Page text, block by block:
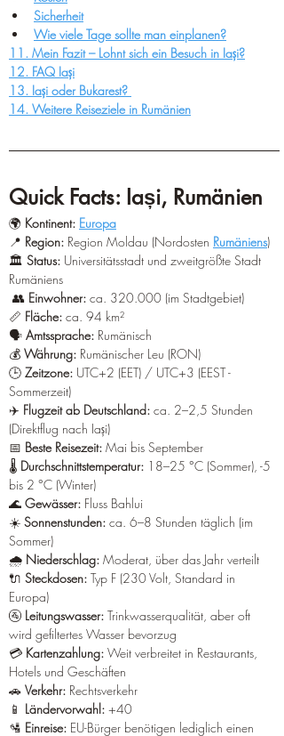
Sicherheit
Wie viele Tage sollte man einplanen?
11. Mein Fazit – Lohnt sich ein Besuch in Iași?
12. FAQ Iași
13. Iași oder Bukarest?
14. Weitere Reiseziele in Rumänien
Quick Facts: Iași, Rumänien
🌍 Kontinent: Europa
📍 Region: Region Moldau (Nordosten Rumäniens)
🏛️ Status: Universitätsstadt und zweitgrößte Stadt
Rumäniens
👥 Einwohner: ca. 320.000 (im Stadtgebiet)
📏 Fläche: ca. 94 km²
🗣️ Amtssprache: Rumänisch
💰 Währung: Rumänischer Leu (RON)
🕒 Zeitzone: UTC+2 (EET) / UTC+3 (EEST -
Sommerzeit)
✈️ Flugzeit ab Deutschland: ca. 2–2,5 Stunden
(Direktflug nach Iași)
📅 Beste Reisezeit: Mai bis September
🌡️ Durchschnittstemperatur: 18–25 °C (Sommer), -5
bis 2 °C (Winter)
🌊 Gewässer: Fluss Bahlui
☀️ Sonnenstunden: ca. 6–8 Stunden täglich (im
Sommer)
🌧️ Niederschlag: Moderat, über das Jahr verteilt
🔌 Steckdosen: Typ F (230 Volt, Standard in
Europa)
🚰 Leitungswasser: Trinkwasserqualität, aber oft
wird gefiltertes Wasser bevorzug
💳 Kartenzahlung: Weit verbreitet in Restaurants,
Hotels und Geschäften
🚗 Verkehr: Rechtsverkehr
📱 Ländervorwahl: +40
🛂 Einreise: EU-Bürger benötigen lediglich einen